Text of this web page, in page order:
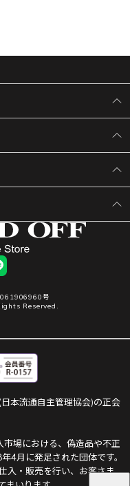
号
Reserved.
本流通自主管理協会)の正会
場における、偽造品や不正
4月に発足された団体です。
入・販売を行い、お客さま